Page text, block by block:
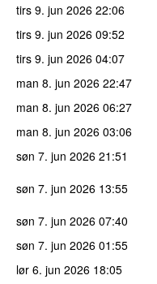
tirs 9. jun 2026 22:06
tirs 9. jun 2026 09:52
tirs 9. jun 2026 04:07
man 8. jun 2026 22:47
man 8. jun 2026 06:27
man 8. jun 2026 03:06
søn 7. jun 2026 21:51
søn 7. jun 2026 13:55
søn 7. jun 2026 07:40
søn 7. jun 2026 01:55
lør 6. jun 2026 18:05